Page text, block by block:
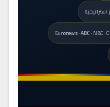
Euronews · ABC ·